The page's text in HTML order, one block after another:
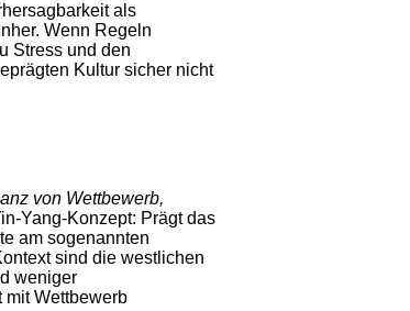
als
Wenn Regeln
Stress und den
Kultur sicher nicht
von Wettbewerb,
Yang-Konzept: Prägt das
am sogenannten
sind die westlichen
weniger
Wettbewerb